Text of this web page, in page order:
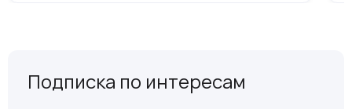
Подписка по интересам